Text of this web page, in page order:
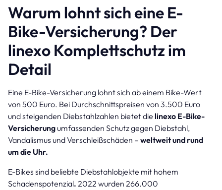
Warum lohnt sich eine E-
Bike-Versicherung? Der
linexo Komplettschutz im
Detail
Eine E-Bike-Versicherung lohnt sich ab einem Bike-Wert
von 500 Euro. Bei Durchschnittspreisen von 3.500 Euro
und steigenden Diebstahlzahlen bietet die linexo E-Bike-
Versicherung umfassenden Schutz gegen Diebstahl,
Vandalismus und Verschleißschäden – weltweit und rund
um die Uhr.
E-Bikes sind beliebte Diebstahlobjekte mit hohem
Schadenspotenzial. 2022 wurden 266.000